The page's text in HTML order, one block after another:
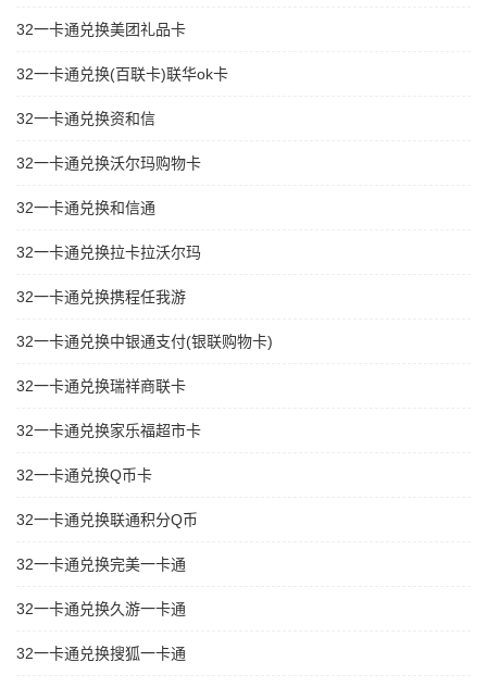
32一卡通兑换美团礼品卡
32一卡通兑换(百联卡)联华ok卡
32一卡通兑换资和信
32一卡通兑换沃尔玛购物卡
32一卡通兑换和信通
32一卡通兑换拉卡拉沃尔玛
32一卡通兑换携程任我游
32一卡通兑换中银通支付(银联购物卡)
32一卡通兑换瑞祥商联卡
32一卡通兑换家乐福超市卡
32一卡通兑换Q币卡
32一卡通兑换联通积分Q币
32一卡通兑换完美一卡通
32一卡通兑换久游一卡通
32一卡通兑换搜狐一卡通